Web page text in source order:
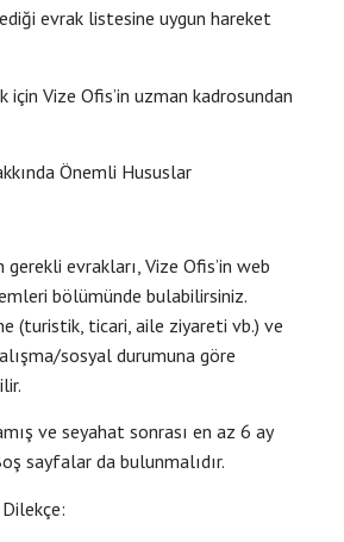
evrak listesine uygun hareket
Vize Ofis’in uzman kadrosundan
Önemli Hususlar
evrakları, Vize Ofis’in web
bölümünde bulabilirsiniz.
(turistik, ticari, aile ziyareti vb.) ve
sosyal durumuna göre
ve seyahat sonrası en az 6 ay
sayfalar da bulunmalıdır.